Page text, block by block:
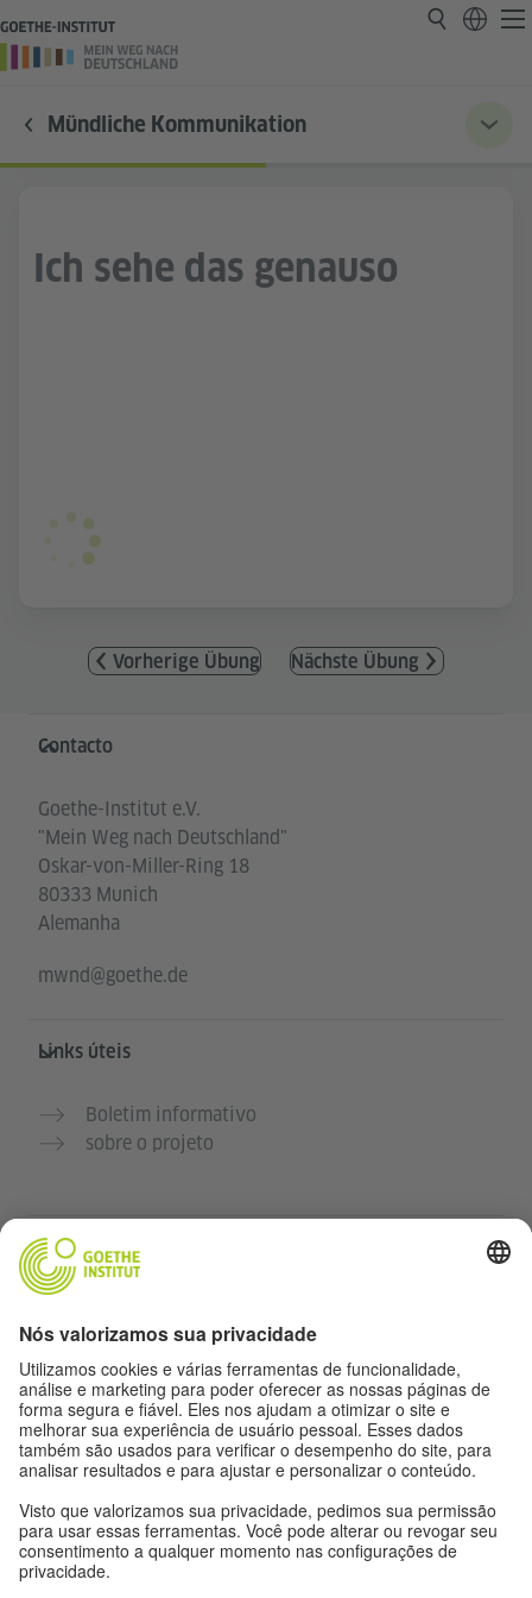
Mündliche Kommunikation
Ich sehe das genauso
Vorherige Übung Nächste Übung
Service- und Informationsbereich
Contacto
Goethe-Institut e.V.
"Mein Weg nach Deutschland"
Oskar-von-Miller-Ring 18
80333 Munich
Alemanha
mwnd@goethe.de
Links úteis
Boletim informativo
sobre o projeto
Outros sites
Pratique alemão gratuitamente
Cursos de alemão do Goethe-Institut
Portal para professores “Deutschstunde”
Privacidade e acessibilidade
Configurações de privacidade